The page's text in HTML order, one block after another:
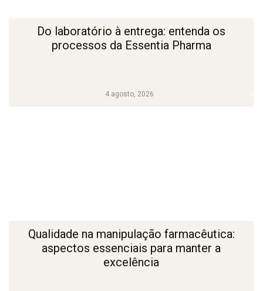
4 agosto, 2026
Do laboratório à entrega: entenda os
processos da Essentia Pharma
Qualidade na manipulação farmacêutica:
aspectos essenciais para manter a
excelência